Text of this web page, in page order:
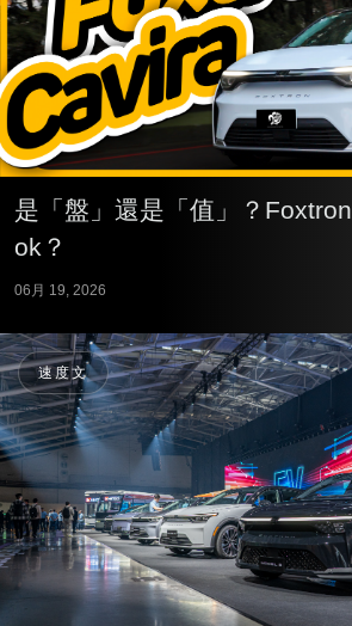
是「盤」還是「值」？
ok？
06月 19, 2026
速度文